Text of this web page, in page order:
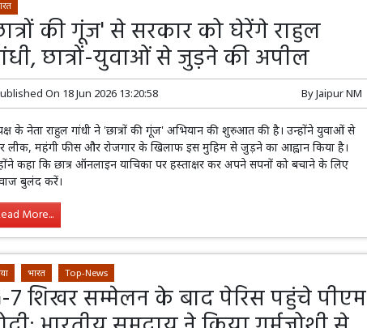
की गूंज' से सरकार को घेरेंगे राहुल
छात्रों-युवाओं से जुड़ने की अपील
On 18 Jun 2026 13:20:58 ByJaipur NM
के नेता राहुल गांधी ने 'छात्रों की गूंज' अभियान की शुरुआत की है। उन्होंने युवाओं से
लीक, महंगी फीस और रोजगार के खिलाफ इस मुहिम से जुड़ने का आह्वान किया है।
कहा कि छात्र ऑनलाइन याचिका पर हस्ताक्षर कर अपने सपनों को बचाने के लिए
बुलंद करें।
More...
भारत Top-News
7 शिखर सम्मेलन के बाद पेरिस पहुंचे पीएम